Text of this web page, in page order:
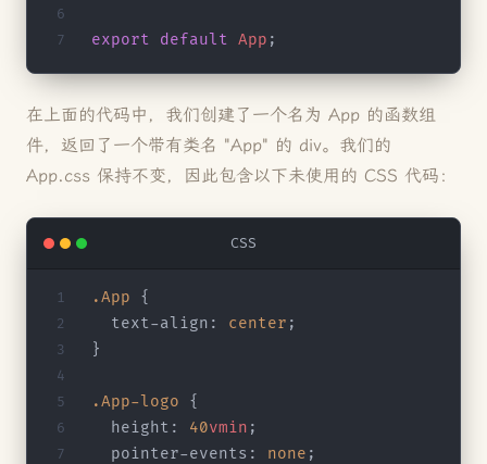
export default App ;
在上面的代码中，我们创建了一个名为 App 的函数组
件，返回了一个带有类名 "App" 的 div。我们的
App.css 保持不变，因此包含以下未使用的 CSS 代码：
CSS
.App {
  text-align:
center ;
}
.App-logo {
  height:
40vmin ;
  pointer-events:
none ;